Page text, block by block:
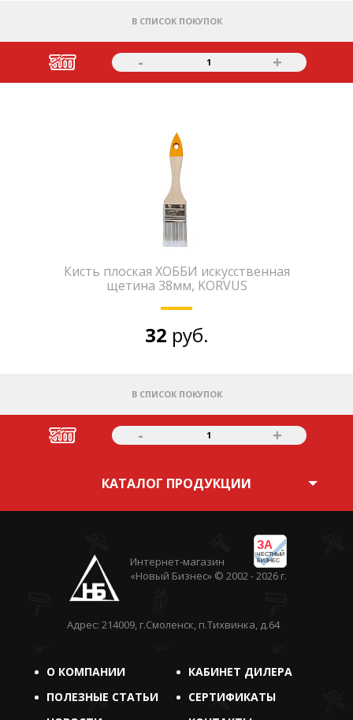
В СПИСОК ПОКУПОК
- 1 +
Кисть плоская ХОББИ искусственная
щетина 38мм, KORVUS
32 руб.
В СПИСОК ПОКУПОК
- 1 +
КАТАЛОГ ПРОДУКЦИИ
ЗА
ЧЕСТНЫЙ
БИЗНЕС
Интернет-магазин
«Новый Бизнес» © 2002 - 2026 г.
Адрес: 214009, г.Смоленск, п.Тихвинка, д.64
О КОМПАНИИ
КАБИНЕТ ДИЛЕРА
ПОЛЕЗНЫЕ СТАТЬИ
СЕРТИФИКАТЫ